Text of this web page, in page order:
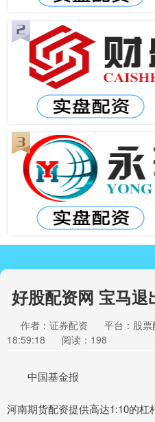
好股配资网 宝马
作者：证券配资 平台：股票
18:59:18
阅读：198
中国基金报
河南期货配资提供高达1:10的